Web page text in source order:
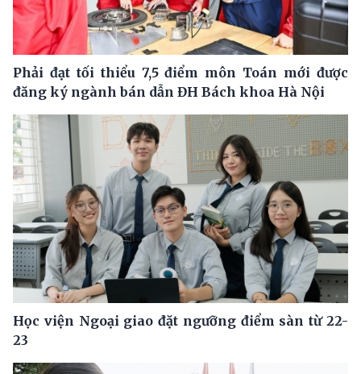
Phải đạt tối thiểu 7,5 điểm môn Toán mới được
đăng ký ngành bán dẫn ĐH Bách khoa Hà Nội
Học viện Ngoại giao đặt ngưỡng điểm sàn từ 22-
23